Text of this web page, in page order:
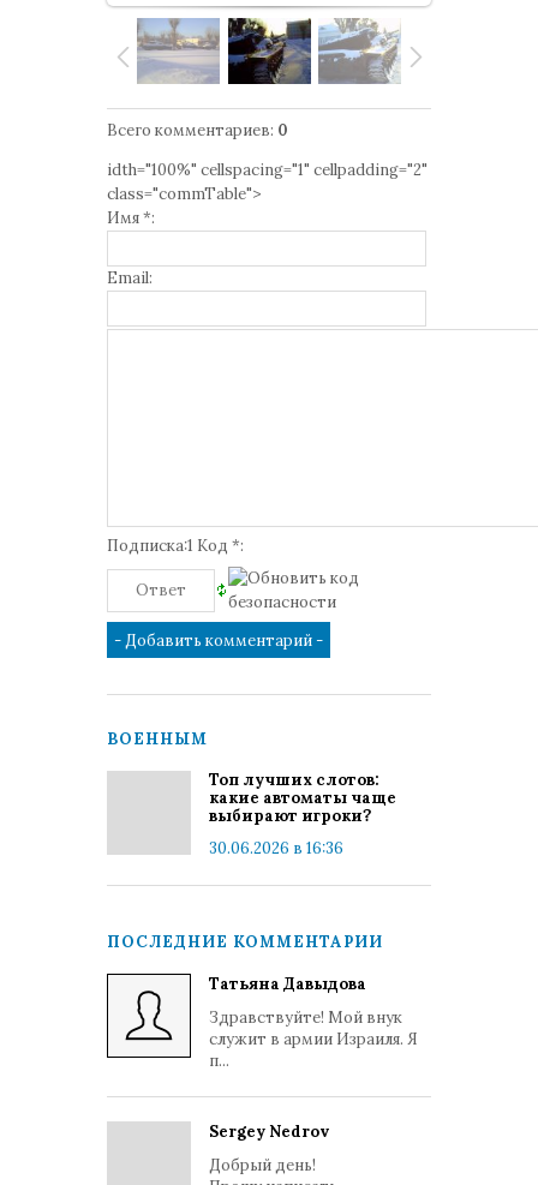
Всего комментариев: 0
idth="100%" cellspacing="1" cellpadding="2"
class="commTable">
Имя *:
Email:
Подписка:1 Код *:
ВОЕННЫМ
Топ лучших слотов:
какие автоматы чаще
выбирают игроки?
30.06.2026 в 16:36
ПОСЛЕДНИЕ КОММЕНТАРИИ
Татьяна Давыдова
Здравствуйте! Мой внук
служит в армии Израиля. Я
п...
Sergey Nedrov
Добрый день!